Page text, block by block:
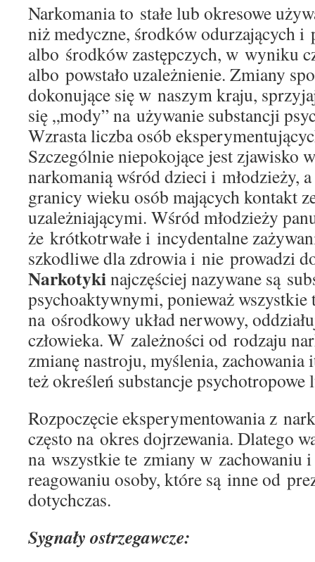
Narkomaniato stałe lub okresowe
niż medyczne, środków odurzających i
albo środków zastępczych, w wyniku
albo powstało uzależnienie. Zmiany
dokonujące się w naszym kraju,
się „mody” na używanie substancji
Wzrasta liczba osób
Szczególnie niepokojące jest zjawisko
narkomanią wśród dzieci i młodzieży,
granicy wieku osób mających kontakt
uzależniającymi. Wśród młodzieży
że krótkotrwałe i incydentalne
szkodliwe dla zdrowia i nie prowadzi
Narkotykinajczęściej nazywane są
psychoaktywnymi, ponieważ wszystkie
na ośrodkowy układ nerwowy,
człowieka. W zależności od rodzaju
zmianę nastroju, myślenia, zachowania
też określeń substancje
Rozpoczęcie eksperymentowania z
często na okres dojrzewania. Dlatego
na wszystkie te zmiany w zachowaniu
reagowaniu osoby, które są inne od
dotychczas.
Sygnały ostrzegawcze: